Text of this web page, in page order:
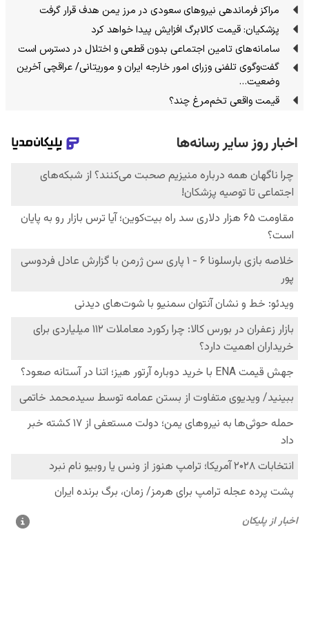
مراکز فرماندهی نیروهای سعودی در مرز یمن هدف قرار گرفت
پزشکیان: قیمت کالابرگ افزایش پیدا خواهد کرد
سامانه‌های تامین اجتماعی بدون قطعی و اختلال در دسترس است
گفت‌وگوی تلفنی وزرای امور خارجه ایران و موریتانی/ عراقچی آخرین
وضعیت…
قیمت واقعی تخم‌مرغ چند؟